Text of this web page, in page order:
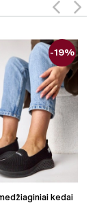
kedai
-19%